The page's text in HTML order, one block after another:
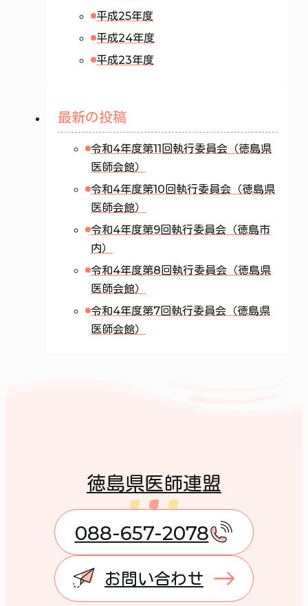
平成25年度
平成24年度
平成23年度
最新の投稿
令和4年度第11回執行委員会（徳島県
医師会館）
令和4年度第10回執行委員会（徳島県
医師会館）
令和4年度第9回執行委員会（徳島市
内）
令和4年度第8回執行委員会（徳島県
医師会館）
令和4年度第7回執行委員会（徳島県
医師会館）
徳島県医師連盟
088-657-2078
お問い合わせ